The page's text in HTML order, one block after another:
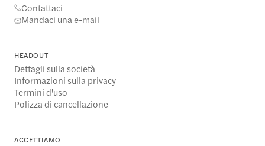
Contattaci
Mandaci una e-mail
HEADOUT
Dettagli sulla società
Informazioni sulla privacy
Termini d'uso
Polizza di cancellazione
ACCETTIAMO